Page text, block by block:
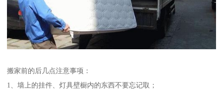
搬家前的后几点注意事项：
1、墙上的挂件、灯具壁橱内的东西不要忘记取；